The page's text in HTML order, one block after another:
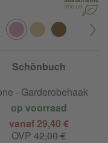
Schönbuch
- Garderobehaak
op voorraad
vanaf 29,40 €
OVP42,00 €